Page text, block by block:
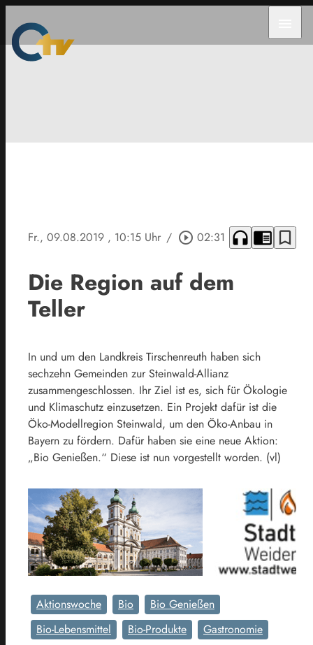
Fr., 09.08.2019 , 10:15 Uhr / play_circle_outline 02:31 headphones chrome_reader_mode bookmark_border
Die Region auf dem
Teller
In und um den Landkreis Tirschenreuth haben sich
sechzehn Gemeinden zur Steinwald-Allianz
zusammengeschlossen. Ihr Ziel ist es, sich für Ökologie
und Klimaschutz einzusetzen. Ein Projekt dafür ist die
Öko-Modellregion Steinwald, um den Öko-Anbau in
Bayern zu fördern. Dafür haben sie eine neue Aktion:
„Bio Genießen.“ Diese ist nun vorgestellt worden. (vl)
Aktionswoche Bio
Bio Genießen
Bio-Lebensmittel
Bio-Produkte
Gastronomie